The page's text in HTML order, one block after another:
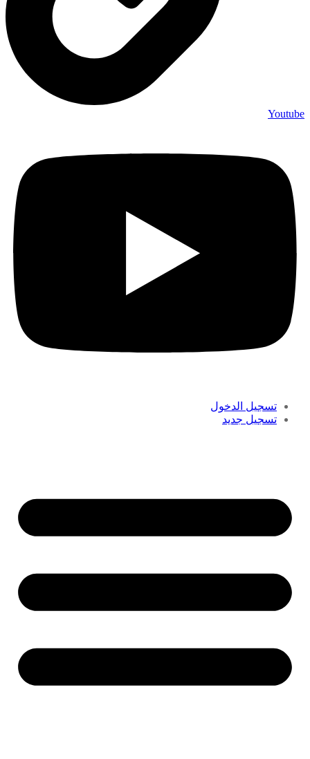
Youtube
تسجيل الدخول
تسجيل جديد